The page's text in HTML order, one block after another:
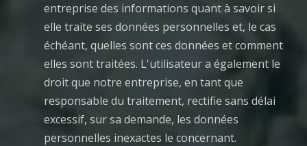
entreprise des informations quant à savoir si
elle traite ses données personnelles et, le cas
échéant, quelles sont ces données et comment
elles sont traitées. L'utilisateur a également le
droit que notre entreprise, en tant que
responsable du traitement, rectifie sans délai
excessif, sur sa demande, les données
personnelles inexactes le concernant.